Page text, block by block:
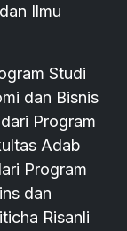
Ilmu
Studi
dan Bisnis
Program
Adab
Program
dan
Risanli